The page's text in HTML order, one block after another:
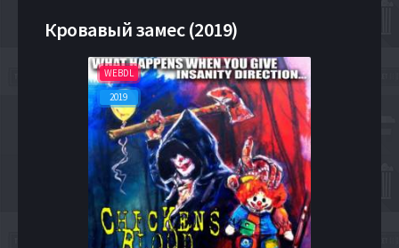
Кровавый замес (2019)
WEBDL
2019